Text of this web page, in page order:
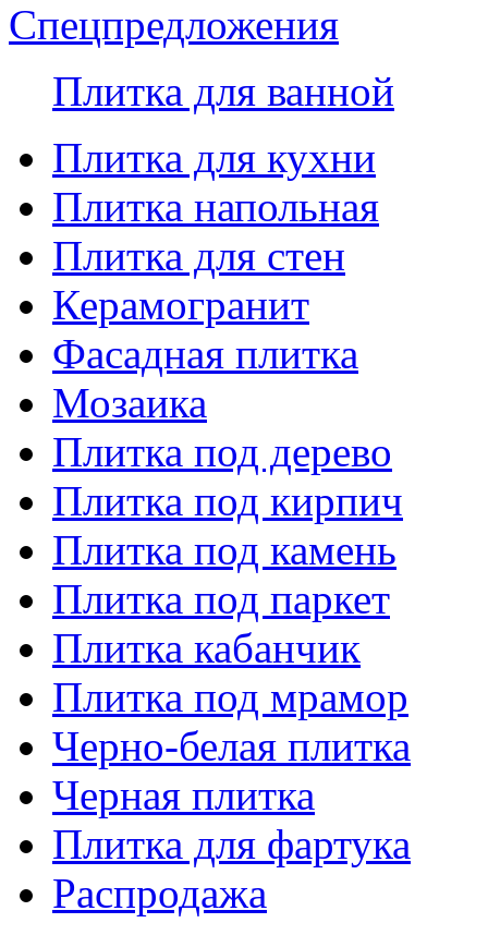
Спецпредложения
Плитка для ванной
Плитка для кухни
Плитка напольная
Плитка для стен
Керамогранит
Фасадная плитка
Мозаика
Плитка под дерево
Плитка под кирпич
Плитка под камень
Плитка под паркет
Плитка кабанчик
Плитка под мрамор
Черно-белая плитка
Черная плитка
Плитка для фартука
Распродажа